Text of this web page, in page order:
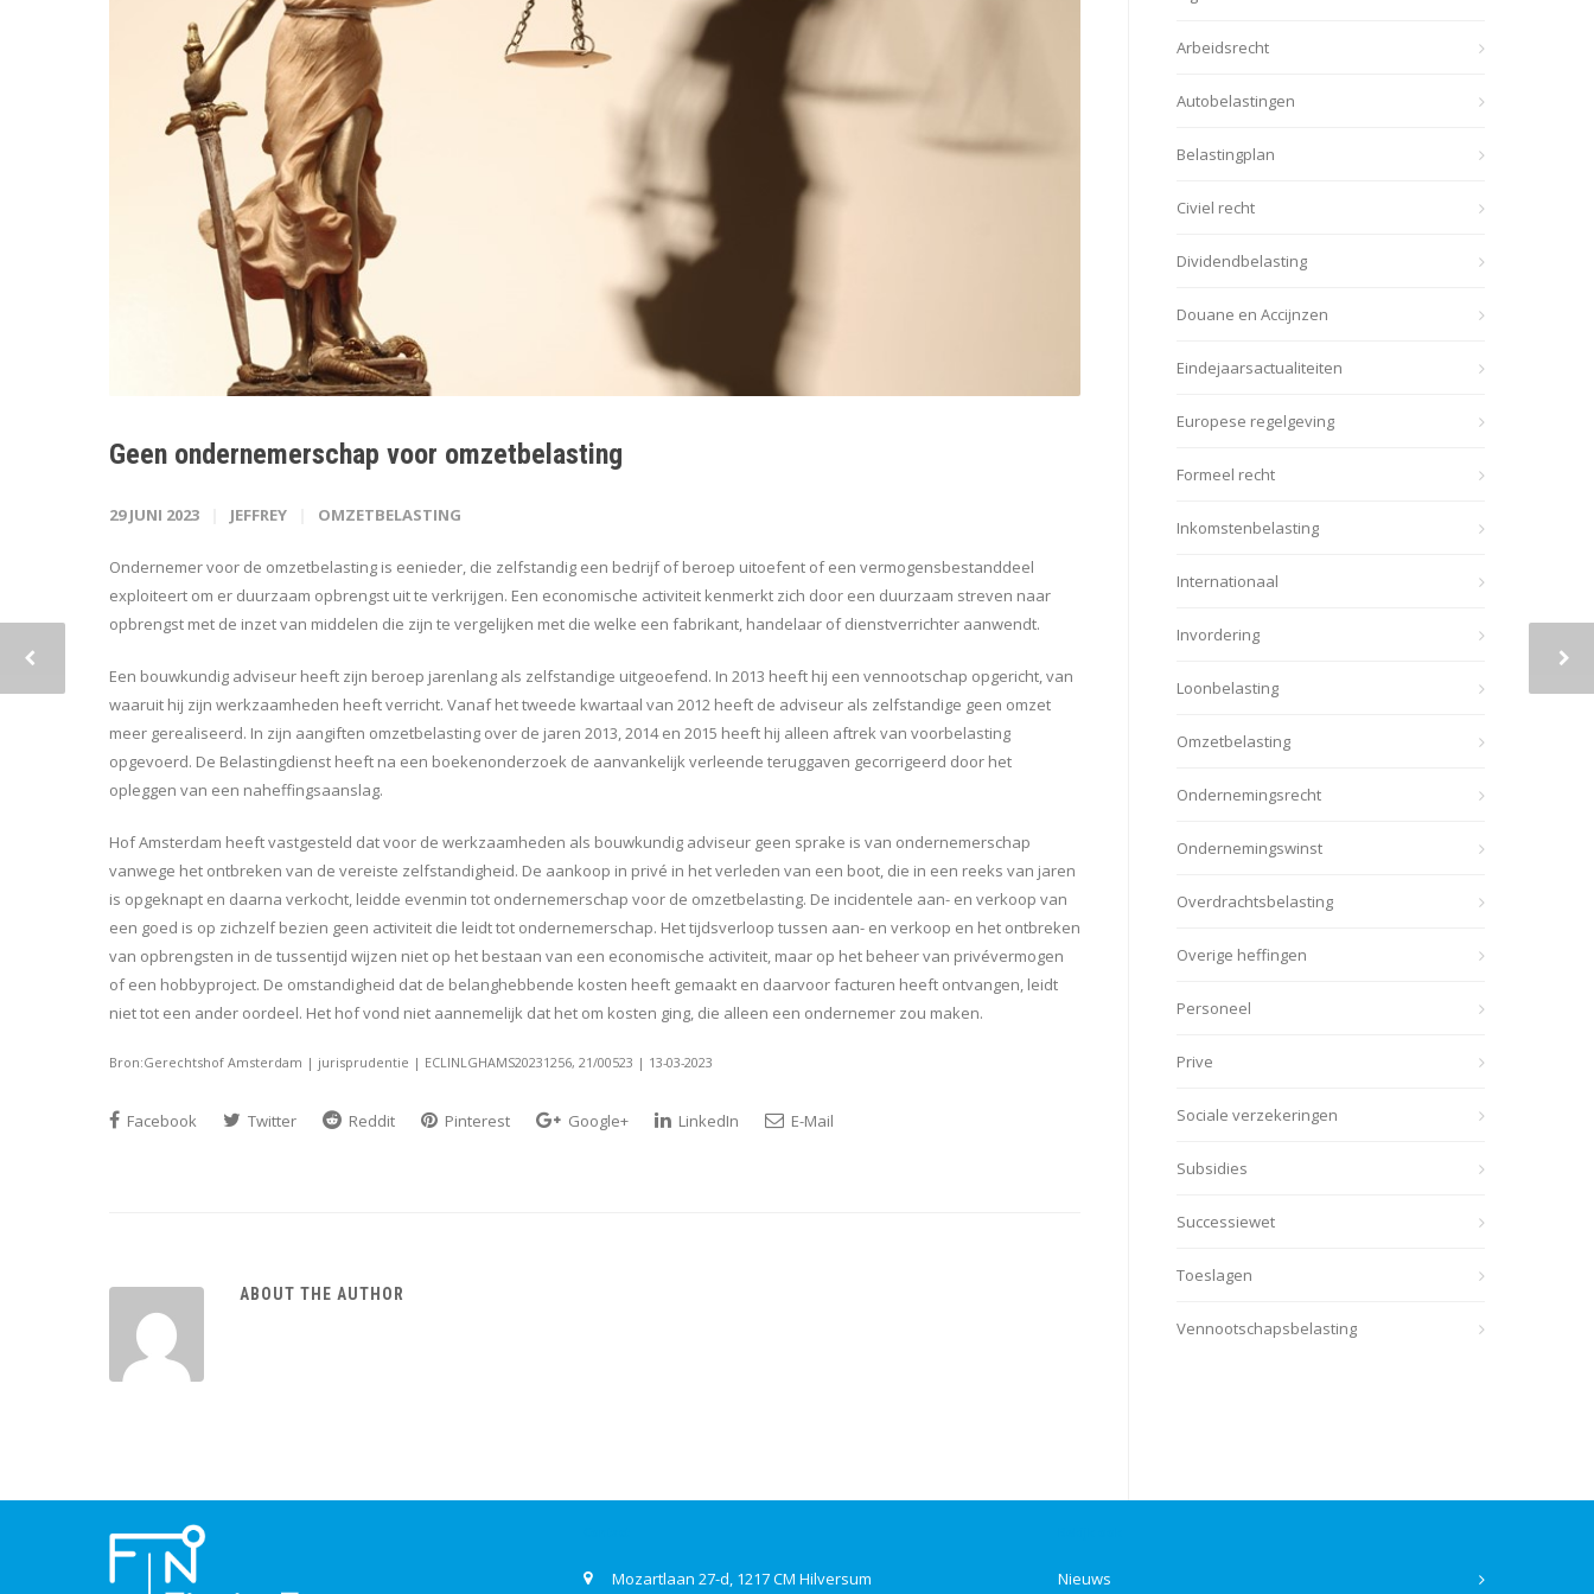
Geen ondernemerschap voor omzetbelasting
29 JUNI 2023 JEFFREY OMZETBELASTING
Ondernemer voor de omzetbelasting is eenieder, die zelfstandig een bedrijf of beroep uitoefent of een vermogensbestanddeel
exploiteert om er duurzaam opbrengst uit te verkrijgen. Een economische activiteit kenmerkt zich door een duurzaam streven naar
opbrengst met de inzet van middelen die zijn te vergelijken met die welke een fabrikant, handelaar of dienstverrichter aanwendt.
Een bouwkundig adviseur heeft zijn beroep jarenlang als zelfstandige uitgeoefend. In 2013 heeft hij een vennootschap opgericht, van
waaruit hij zijn werkzaamheden heeft verricht. Vanaf het tweede kwartaal van 2012 heeft de adviseur als zelfstandige geen omzet
meer gerealiseerd. In zijn aangiften omzetbelasting over de jaren 2013, 2014 en 2015 heeft hij alleen aftrek van voorbelasting
opgevoerd. De Belastingdienst heeft na een boekenonderzoek de aanvankelijk verleende teruggaven gecorrigeerd door het
opleggen van een naheffingsaanslag.
Hof Amsterdam heeft vastgesteld dat voor de werkzaamheden als bouwkundig adviseur geen sprake is van ondernemerschap
vanwege het ontbreken van de vereiste zelfstandigheid. De aankoop in privé in het verleden van een boot, die in een reeks van jaren
is opgeknapt en daarna verkocht, leidde evenmin tot ondernemerschap voor de omzetbelasting. De incidentele aan- en verkoop van
een goed is op zichzelf bezien geen activiteit die leidt tot ondernemerschap. Het tijdsverloop tussen aan- en verkoop en het ontbreken
van opbrengsten in de tussentijd wijzen niet op het bestaan van een economische activiteit, maar op het beheer van privévermogen
of een hobbyproject. De omstandigheid dat de belanghebbende kosten heeft gemaakt en daarvoor facturen heeft ontvangen, leidt
niet tot een ander oordeel. Het hof vond niet aannemelijk dat het om kosten ging, die alleen een ondernemer zou maken.
Bron:Gerechtshof Amsterdam | jurisprudentie | ECLINLGHAMS20231256, 21/00523 | 13-03-2023
Facebook Twitter Reddit Pinterest Google+ LinkedIn E-Mail
ABOUT THE AUTHOR
Arbeidsrecht
Autobelastingen
Belastingplan
Civiel recht
Dividendbelasting
Douane en Accijnzen
Eindejaarsactualiteiten
Europese regelgeving
Formeel recht
Inkomstenbelasting
Internationaal
Invordering
Loonbelasting
Omzetbelasting
Ondernemingsrecht
Ondernemingswinst
Overdrachtsbelasting
Overige heffingen
Personeel
Prive
Sociale verzekeringen
Subsidies
Successiewet
Toeslagen
Vennootschapsbelasting
Mozartlaan 27-d, 1217 CM Hilversum Nieuws